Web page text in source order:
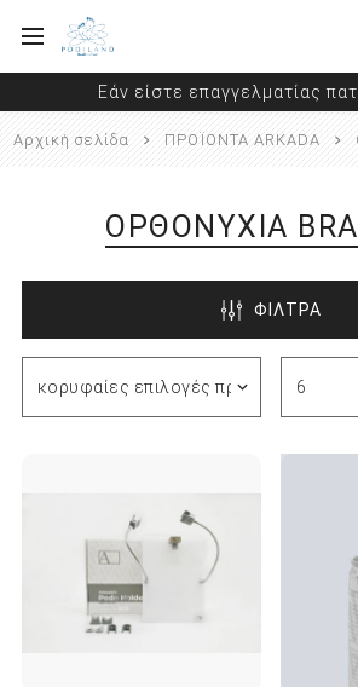
Εάν είστε επαγγελματίας
Αρχική σελίδα ΠΡΟΪΟΝΤΑ ARKADA
ΟΡΘΟΝΥΧΙΑ
ΦΙΛΤΡΑ